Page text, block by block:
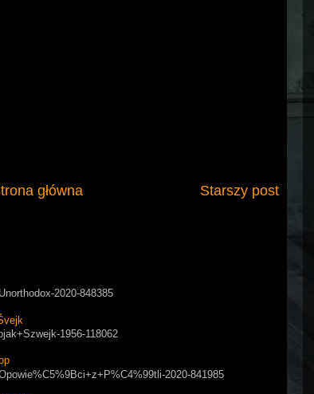
Starszy post
główna
2020-848385
1956-118062
2020-841985